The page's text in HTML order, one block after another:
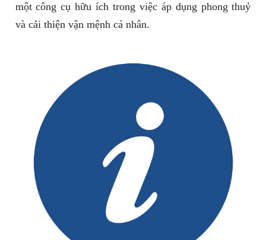
một công cụ hữu ích trong việc áp dụng phong thuỷ
và cải thiện vận mệnh cá nhân.